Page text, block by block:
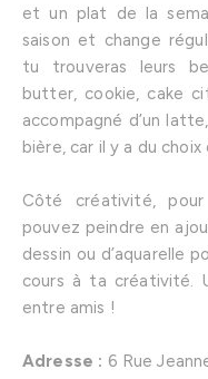
et un plat de la
saison et change
tu trouveras leurs
butter, cookie, cake
accompagné d’un
bière, car il y a du
Côté créativité,
pouvez peindre en
dessin ou d’aquarelle
cours à ta créativité.
entre amis !
Adresse : 6 Rue